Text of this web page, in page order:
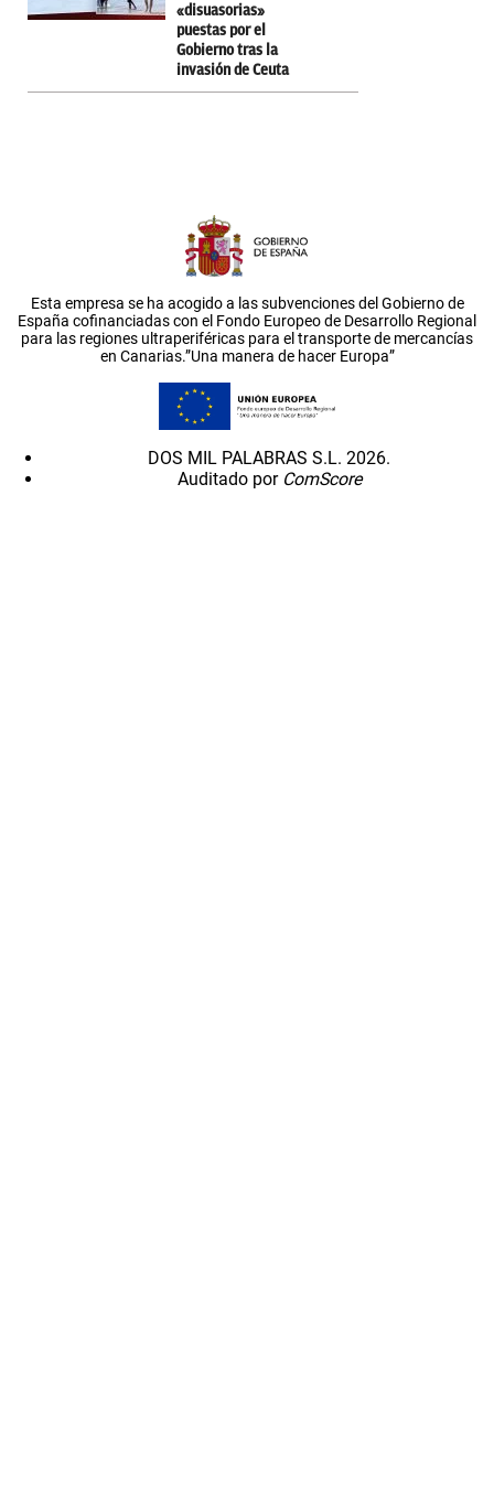
«disuasorias»
puestas por el
Gobierno tras la
invasión de Ceuta
Esta empresa se ha acogido a las subvenciones del Gobierno de
España cofinanciadas con el Fondo Europeo de Desarrollo Regional
para las regiones ultraperiféricas para el transporte de mercancías
en Canarias.”Una manera de hacer Europa”
DOS MIL PALABRAS S.L. 2026.
Auditado por ComScore